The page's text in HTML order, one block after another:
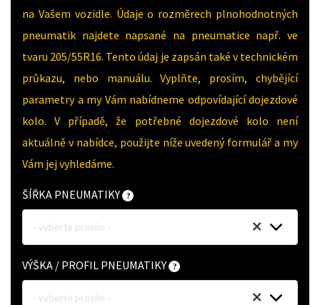
na Vašem vozidle. Údaje o rozměrech plnohodnotných
pneumatik najdete napsané na pneumatice např. ve
tvaru 205/55R16. Tento údaj je zapsán také v technickém
průkazu, nebo manuálu. Vyplňte, prosím, chybějící
parametry a my Vám nabídneme odpovídající dojezdové
kolo. V případě, že potřebné dojezdové kolo není
aktuálně v nabídce, použijte níže uvedený formulář a my
Vám jej vyhledáme.
ŠÍŘKA PNEUMATIKY
- vyberte prosím -
VÝŠKA / PROFIL PNEUMATIKY
- vyberte prosím -